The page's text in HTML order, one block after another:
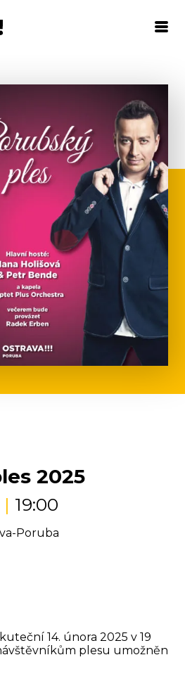
2025
| 19:00
Poruba
14. února 2025 v 19
plesu umožněn